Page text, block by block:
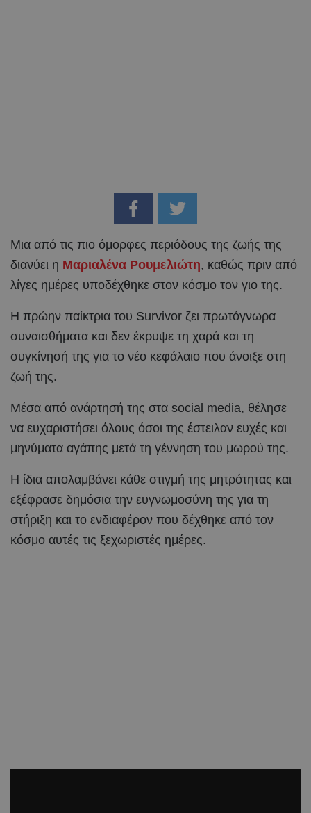
Μια από τις πιο όμορφες περιόδους της ζωής της
διανύει η Μαριαλένα Ρουμελιώτη, καθώς πριν από
λίγες ημέρες υποδέχθηκε στον κόσμο τον γιο της.
Η πρώην παίκτρια του Survivor ζει πρωτόγνωρα
συναισθήματα και δεν έκρυψε τη χαρά και τη
συγκίνησή της για το νέο κεφάλαιο που άνοιξε στη
ζωή της.
Μέσα από ανάρτησή της στα social media, θέλησε
να ευχαριστήσει όλους όσοι της έστειλαν ευχές και
μηνύματα αγάπης μετά τη γέννηση του μωρού της.
Η ίδια απολαμβάνει κάθε στιγμή της μητρότητας και
εξέφρασε δημόσια την ευγνωμοσύνη της για τη
στήριξη και το ενδιαφέρον που δέχθηκε από τον
κόσμο αυτές τις ξεχωριστές ημέρες.